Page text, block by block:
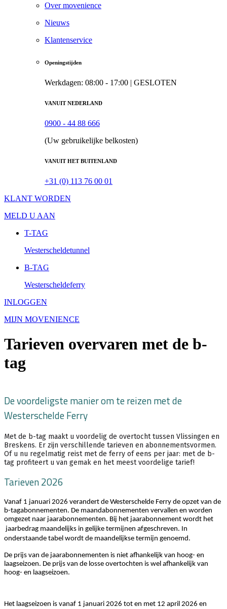
Over movenience
Nieuws
Klantenservice
Openingstijden
Werkdagen: 08:00 - 17:00 | GESLOTEN
VANUIT NEDERLAND
0900 - 44 88 666
(Uw gebruikelijke belkosten)
VANUIT HET BUITENLAND
+31 (0) 113 76 00 01
KLANT WORDEN
MELD U AAN
T-TAG
Westerscheldetunnel
B-TAG
Westerscheldeferry
INLOGGEN
MIJN MOVENIENCE
Tarieven overvaren met de b-
tag
De voordeligste manier om te reizen met de
Westerschelde Ferry
Met de b-tag maakt u voordelig de overtocht tussen Vlissingen en
Breskens. Er zijn verschillende tarieven en abonnementsvormen.
Of u nu regelmatig reist met de ferry of eens per jaar: met de b-
tag profiteert u van gemak en het meest voordelige tarief!
Tarieven 2026
Vanaf 1 januari 2026 verandert de Westerschelde Ferry de opzet van de
b-tagabonnementen. De maandabonnementen vervallen en worden
omgezet naar jaarabonnementen. Bij het jaarabonnement wordt het
jaarbedrag maandelijks in gelijke termijnen afgeschreven. In
onderstaande tabel wordt de maandelijkse termijn genoemd.
De prijs van de jaarabonnementen is niet afhankelijk van hoog- en
laagseizoen. De prijs van de losse overtochten is wel afhankelijk van
hoog- en laagseizoen.
Het laagseizoen is vanaf 1 januari 2026 tot en met 12 april 2026 en